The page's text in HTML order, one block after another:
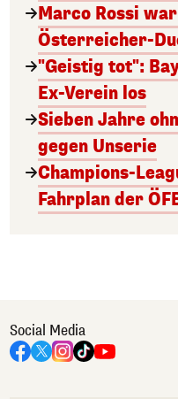
Marco Rossi
Österreicher-
"Geistig tot":
Ex-Verein los
Sieben Jahre
gegen Unserie
Champions-
Fahrplan der
Social Media